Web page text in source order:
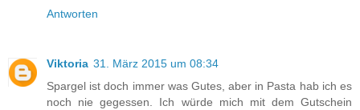
Antworten
Viktoria 31. März 2015 um 08:34
Spargel ist doch immer was Gutes, aber in Pasta hab ich es
noch nie gegessen. Ich würde mich mit dem Gutschein